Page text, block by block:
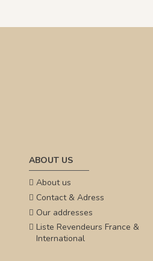
ABOUT US
About us
Contact & Adress
Our addresses
Liste Revendeurs France &
International